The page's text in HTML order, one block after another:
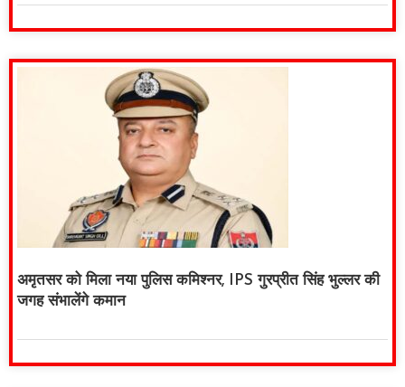
अमृतसर को मिला नया पुलिस कमिश्नर, IPS गुरप्रीत सिंह भुल्लर की
जगह संभालेंगे कमान